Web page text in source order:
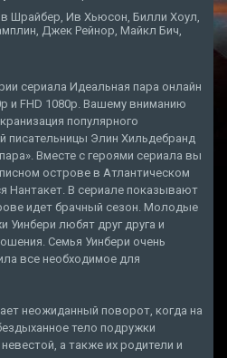
Шрайбер, Ив Хьюсон, Билли Хоул,
Джек Рейнор, Майкл Бич,
сериала Идеальная пара онлайн
и FHD 1080p. Вашему вниманию
популярного
писательницы Элин Хильдебранд
Вместе с героями сериала вы
острове в Атлантическом
Нантакет. В сериале показывают
идет брачный сезон. Молодые
любят друг друга и
Семья Уинбери очень
все необходимое для
неожиданный поворот, когда на
тело подружки
а также их родители и